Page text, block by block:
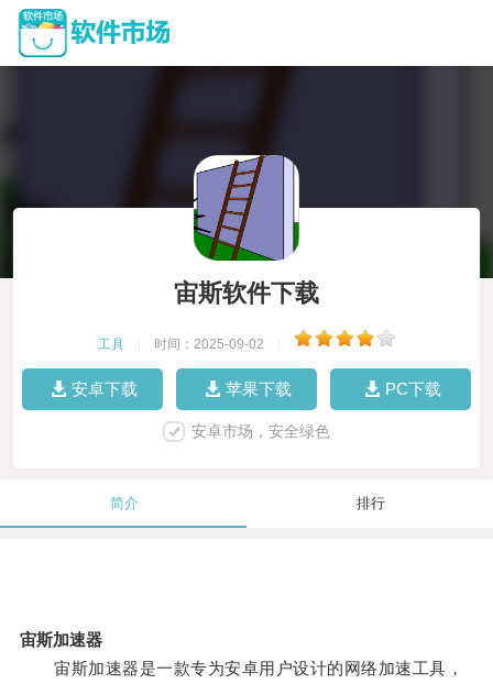
宙斯软件下载
工具 时间：2025-09-02
安卓下载 苹果下载 PC下载
安卓市场，安全绿色
简介 排行
宙斯加速器
宙斯加速器是一款专为安卓用户设计的网络加速工具，